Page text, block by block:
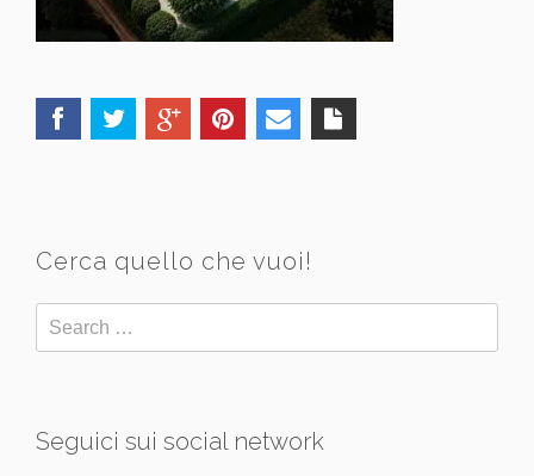
Cerca quello che vuoi!
Seguici sui social network